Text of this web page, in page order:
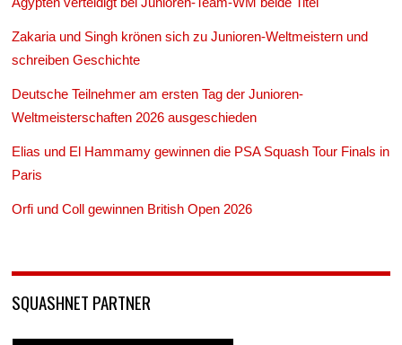
Zakaria und Singh krönen sich zu Junioren-Weltmeistern und
schreiben Geschichte
Deutsche Teilnehmer am ersten Tag der Junioren-
Weltmeisterschaften 2026 ausgeschieden
Elias und El Hammamy gewinnen die PSA Squash Tour Finals in
Paris
Orfi und Coll gewinnen British Open 2026
SQUASHNET PARTNER